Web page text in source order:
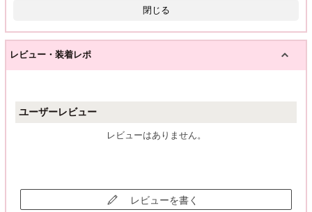
閉じる
レビュー・装着レポ
ユーザーレビュー
レビューはありません。
レビューを書く